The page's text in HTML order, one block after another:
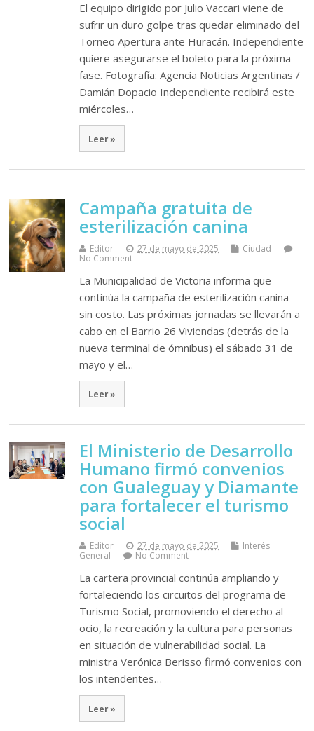
El equipo dirigido por Julio Vaccari viene de
sufrir un duro golpe tras quedar eliminado del
Torneo Apertura ante Huracán. Independiente
quiere asegurarse el boleto para la próxima
fase. Fotografía: Agencia Noticias Argentinas /
Damián Dopacio Independiente recibirá este
miércoles…
Leer »
Campaña gratuita de
esterilización canina
Editor 27 de mayo de 2025
Ciudad
No Comment
La Municipalidad de Victoria informa que
continúa la campaña de esterilización canina
sin costo. Las próximas jornadas se llevarán a
cabo en el Barrio 26 Viviendas (detrás de la
nueva terminal de ómnibus) el sábado 31 de
mayo y el…
Leer »
El Ministerio de Desarrollo
Humano firmó convenios
con Gualeguay y Diamante
para fortalecer el turismo
social
Editor 27 de mayo de 2025
Interés
General
No Comment
La cartera provincial continúa ampliando y
fortaleciendo los circuitos del programa de
Turismo Social, promoviendo el derecho al
ocio, la recreación y la cultura para personas
en situación de vulnerabilidad social. La
ministra Verónica Berisso firmó convenios con
los intendentes…
Leer »